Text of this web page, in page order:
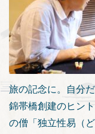
旅の記念に。自分
錦帯橋創建のヒン
の僧「独立性易（